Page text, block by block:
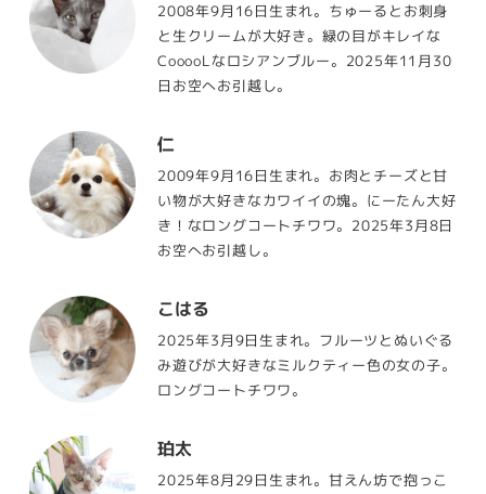
2008年9月16日生まれ。ちゅーるとお刺身
と生クリームが大好き。緑の目がキレイな
CooooLなロシアンブルー。2025年11月30
日お空へお引越し。
仁
2009年9月16日生まれ。お肉とチーズと甘
い物が大好きなカワイイの塊。にーたん大好
き！なロングコートチワワ。2025年3月8日
お空へお引越し。
こはる
2025年3月9日生まれ。フルーツとぬいぐる
み遊びが大好きなミルクティー色の女の子。
ロングコートチワワ。
珀太
2025年8月29日生まれ。甘えん坊で抱っこ